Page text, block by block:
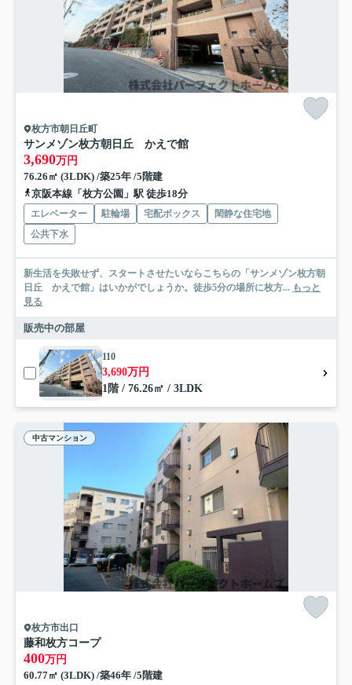
枚方市朝日丘町
サンメゾン枚方朝日丘 かえで館
3,690万円
76.26㎡ (3LDK) /築25年 /5階建
京阪本線「枚方公園」駅 徒歩18分
エレベーター 駐輪場 宅配ボックス
閑静な住宅地
公共下水
新生活を失敗せず、スタートさせたいならこちらの「サンメゾン枚方朝
日丘 かえで館」はいかがでしょうか。徒歩5分の場所に枚方... もっと
見る
販売中の部屋
110
3,690万円
1階 / 76.26㎡ / 3LDK
中古マンション
枚方市出口
藤和枚方コープ
400万円
60.77㎡ (3LDK) /築46年 /5階建